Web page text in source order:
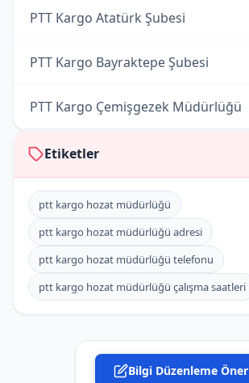
PTT Kargo Atatürk Şubesi
PTT Kargo Bayraktepe Şubesi
PTT Kargo Çemişgezek Müdürlüğü
PTT Kargo Cumhuriyet Şubesi
PTT Kargo Mazgirt Müdürlüğü
PTT Kargo Nazimiye Müdürlüğü
PTT Kargo Ovacık Müdürlüğü
PTT Kargo Pülümür Müdürlüğü
Etiketler
ptt kargo hozat müdürlüğü
ptt kargo hozat müdürlüğü adresi
ptt kargo hozat müdürlüğü telefonu
ptt kargo hozat müdürlüğü çalışma saatleri
Bilgi Düzenleme Öner